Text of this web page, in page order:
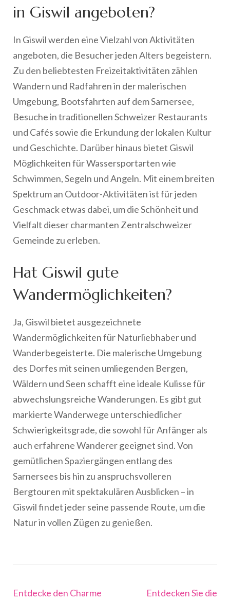
in Giswil angeboten?
In Giswil werden eine Vielzahl von Aktivitäten
angeboten, die Besucher jeden Alters begeistern.
Zu den beliebtesten Freizeitaktivitäten zählen
Wandern und Radfahren in der malerischen
Umgebung, Bootsfahrten auf dem Sarnersee,
Besuche in traditionellen Schweizer Restaurants
und Cafés sowie die Erkundung der lokalen Kultur
und Geschichte. Darüber hinaus bietet Giswil
Möglichkeiten für Wassersportarten wie
Schwimmen, Segeln und Angeln. Mit einem breiten
Spektrum an Outdoor-Aktivitäten ist für jeden
Geschmack etwas dabei, um die Schönheit und
Vielfalt dieser charmanten Zentralschweizer
Gemeinde zu erleben.
Hat Giswil gute
Wandermöglichkeiten?
Ja, Giswil bietet ausgezeichnete
Wandermöglichkeiten für Naturliebhaber und
Wanderbegeisterte. Die malerische Umgebung
des Dorfes mit seinen umliegenden Bergen,
Wäldern und Seen schafft eine ideale Kulisse für
abwechslungsreiche Wanderungen. Es gibt gut
markierte Wanderwege unterschiedlicher
Schwierigkeitsgrade, die sowohl für Anfänger als
auch erfahrene Wanderer geeignet sind. Von
gemütlichen Spaziergängen entlang des
Sarnersees bis hin zu anspruchsvolleren
Bergtouren mit spektakulären Ausblicken – in
Giswil findet jeder seine passende Route, um die
Natur in vollen Zügen zu genießen.
Beitragsnavigation
Entdecke den Charme
Entdecken Sie die